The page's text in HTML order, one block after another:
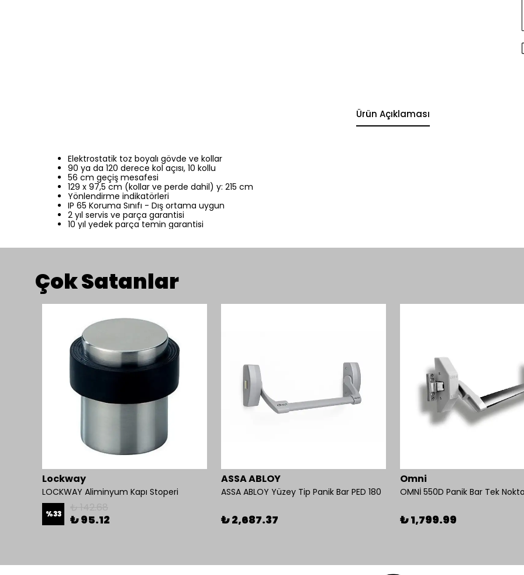
Ürün Açıklaması
Elektrostatik toz boyalı gövde ve kollar
90 ya da 120 derece kol açısı, 10 kollu
56 cm geçiş mesafesi
129 x 97,5 cm (kollar ve perde dahil) y: 215 cm
Yönlendirme indikatörleri
IP 65 Koruma Sınıfı - Dış ortama uygun
2 yıl servis ve parça garantisi
10 yıl yedek parça temin garantisi
Çok Satanlar
Lockway
LOCKWAY Aliminyum Kapı Stoperi
%33 ₺ 95.12
ASSA ABLOY
ASSA ABLOY Yüzey Tip Panik Bar PED 180
₺ 2,687.37
Omni
₺ 1,799.99